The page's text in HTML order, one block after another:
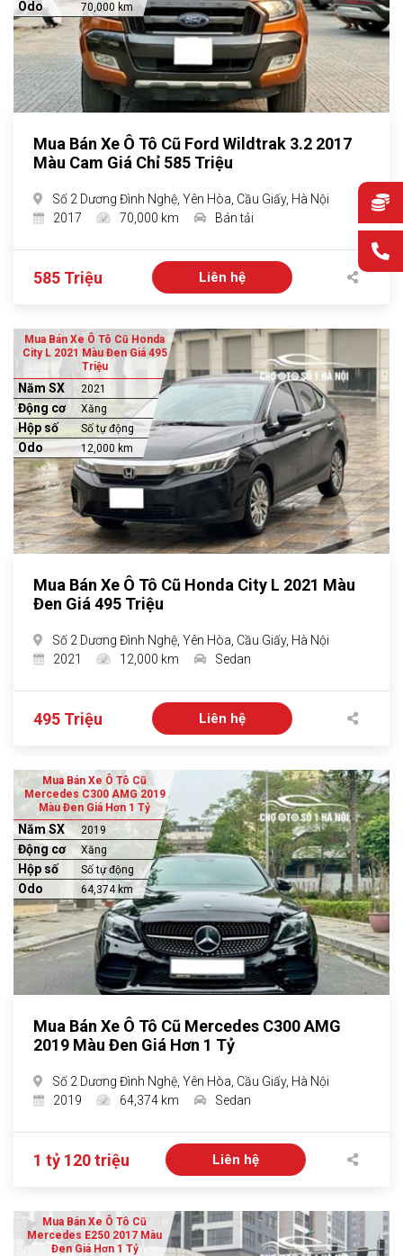
Odo 70,000 km
Mua Bán Xe Ô Tô Cũ Ford Wildtrak 3.2 2017
Màu Cam Giá Chỉ 585 Triệu
Số 2 Dương Đình Nghệ, Yên Hòa, Cầu Giấy, Hà Nội
2017
70,000 km Bán tải
585 Triệu Liên hệ
Mua Bán Xe Ô Tô Cũ Honda
City L 2021 Màu Đen Giá 495
Triệu
Năm SX 2021
Động cơ Xăng
Hộp số Số tự động
Odo 12,000 km
Mua Bán Xe Ô Tô Cũ Honda City L 2021 Màu
Đen Giá 495 Triệu
Số 2 Dương Đình Nghệ, Yên Hòa, Cầu Giấy, Hà Nội
2021
12,000 km Sedan
495 Triệu Liên hệ
Mua Bán Xe Ô Tô Cũ
Mercedes C300 AMG 2019
Màu Đen Giá Hơn 1 Tỷ
Năm SX 2019
Động cơ Xăng
Hộp số Số tự động
Odo 64,374 km
Mua Bán Xe Ô Tô Cũ Mercedes C300 AMG
2019 Màu Đen Giá Hơn 1 Tỷ
Số 2 Dương Đình Nghệ, Yên Hòa, Cầu Giấy, Hà Nội
2019
64,374 km Sedan
1 tỷ 120 triệu Liên hệ
Mua Bán Xe Ô Tô Cũ
Mercedes E250 2017 Màu
Đen Giá Hơn 1 Tỷ